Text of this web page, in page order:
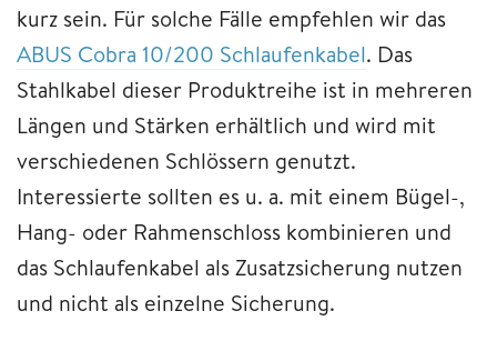
kurz sein. Für solche Fälle empfehlen wir das
ABUS Cobra 10/200 Schlaufenkabel. Das
Stahlkabel dieser Produktreihe ist in mehreren
Längen und Stärken erhältlich und wird mit
verschiedenen Schlössern genutzt.
Interessierte sollten es u. a. mit einem Bügel-,
Hang- oder Rahmenschloss kombinieren und
das Schlaufenkabel als Zusatzsicherung nutzen
und nicht als einzelne Sicherung.